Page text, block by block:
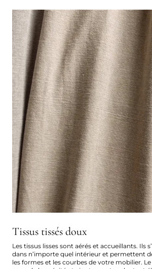
Tissus tissés doux
Les tissus lisses sont aérés et accueillants. Ils
dans n’importe quel intérieur et permettent
les formes et les courbes de votre mobilier.